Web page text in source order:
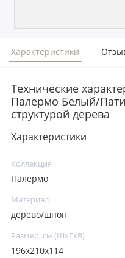
Характеристики
Технические
Палермо Белый/
структурой дерева
Характеристики
Коллекция
Палермо
Материал
дерево/шпон
Размер, см (ШхГхВ)
196х210х114